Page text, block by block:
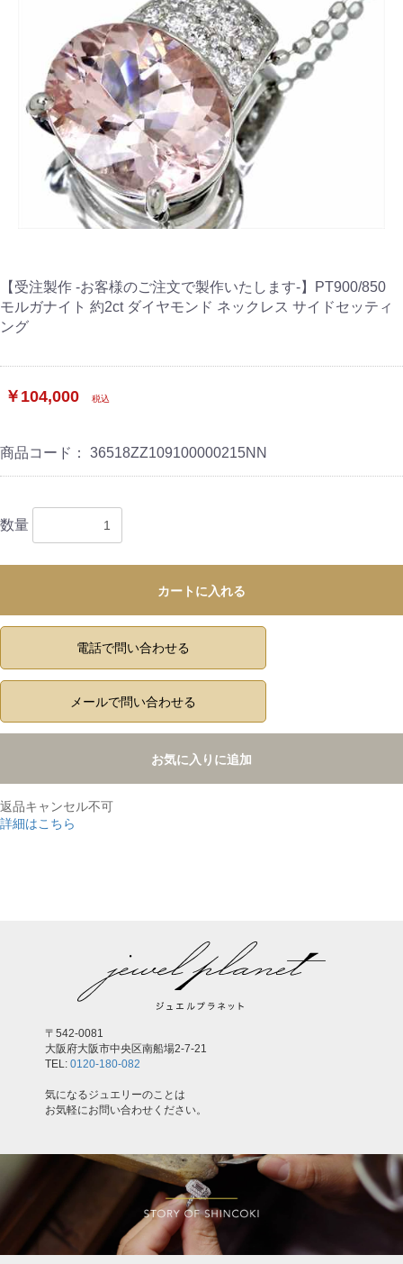
【受注製作 -お客様のご注文で製作いたします-】PT900/850
モルガナイト 約2ct ダイヤモンド ネックレス サイドセッティ
ング
￥104,000 税込
商品コード： 36518ZZ109100000215NN
数量
カートに入れる
電話で問い合わせる
メールで問い合わせる
お気に入りに追加
返品キャンセル不可
詳細はこちら
〒542-0081
大阪府大阪市中央区南船場2-7-21
TEL: 0120-180-082
気になるジュエリーのことは
お気軽にお問い合わせください。